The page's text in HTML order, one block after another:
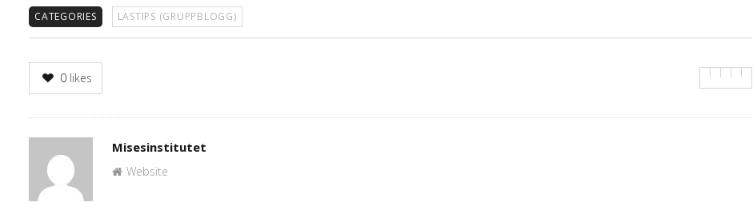
CATEGORIES LÄSTIPS (GRUPPBLOGG)
0 likes
Author
Misesinstitutet
Website